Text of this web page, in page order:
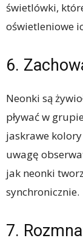
świetlówki,
oświetleniowe
6.
Neonki są
pływać w
jaskrawe
uwagę
jak neonki
synchronicznie.
7.